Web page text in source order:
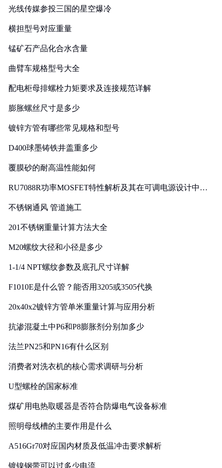
光线传媒参投三国的星空爆冷
横担型号对应重量
锰矿石产品化合水含量
曲臂车规格型号大全
配电柜母排螺栓力矩要求及连接规范详解
膨胀螺丝尺寸是多少
镀锌方管有哪些常见规格和型号
D400球墨铸铁井盖重多少
覆膜砂的耐高温性能如何
RU7088R功率MOSFET特性解析及其在可调电源设计中的
不锈钢通风 管道施工
201不锈钢重量计算方法大全
M20螺纹大径和小径是多少
1-1/4 NPT螺纹参数及底孔尺寸详解
F1010E是什么管？能否用3205或3505代换
20x40x2镀锌方管单米重量计算与应用分析
抗渗混凝土中P6和P8膨胀剂分别加多少
法兰PN25和PN16有什么区别
消费者对洗衣机的核心需求调研与分析
U型螺栓的国家标准
煤矿用电热取暖器是否符合防爆电气设备标准
照明母线槽的主要作用是什么
A516Gr70对应国内材质及低温冲击要求解析
镀镍钢带可以过多少电流